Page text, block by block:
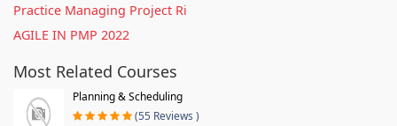
Practice Managing Project Ri
AGILE IN PMP 2022
Most Related Courses
Planning & Scheduling
(55 Reviews )